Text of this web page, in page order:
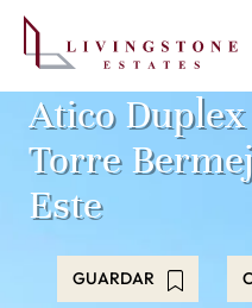
Atico
Torre
Este
GUARDAR